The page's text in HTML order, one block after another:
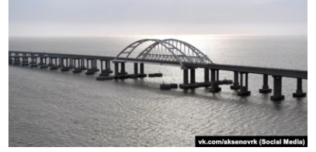
СПЕЦПРОЕКТИ
ДЕПОРТАЦІЯ
ВІДЕОУРОКИ «ELIFBE»
СВІДЧЕННЯ ОКУПАЦІЇ
УКРАЇНСЬКА ПРОБЛЕМА КРИМУ
ЯК ОБІЙТИ БЛОКУВАННЯ
Русский
Qırımtatar